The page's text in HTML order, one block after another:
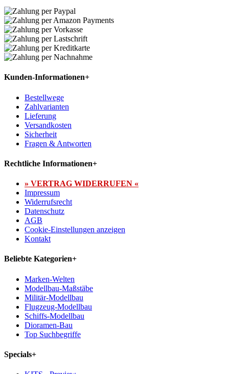
Kunden-Informationen+
Bestellwege
Zahlvarianten
Lieferung
Versandkosten
Sicherheit
Fragen & Antworten
Rechtliche Informationen+
» VERTRAG WIDERRUFEN «
Impressum
Widerrufsrecht
Datenschutz
AGB
Cookie-Einstellungen anzeigen
Kontakt
Beliebte Kategorien+
Marken-Welten
Modellbau-Maßstäbe
Militär-Modellbau
Flugzeug-Modellbau
Schiffs-Modellbau
Dioramen-Bau
Top Suchbegriffe
Specials+